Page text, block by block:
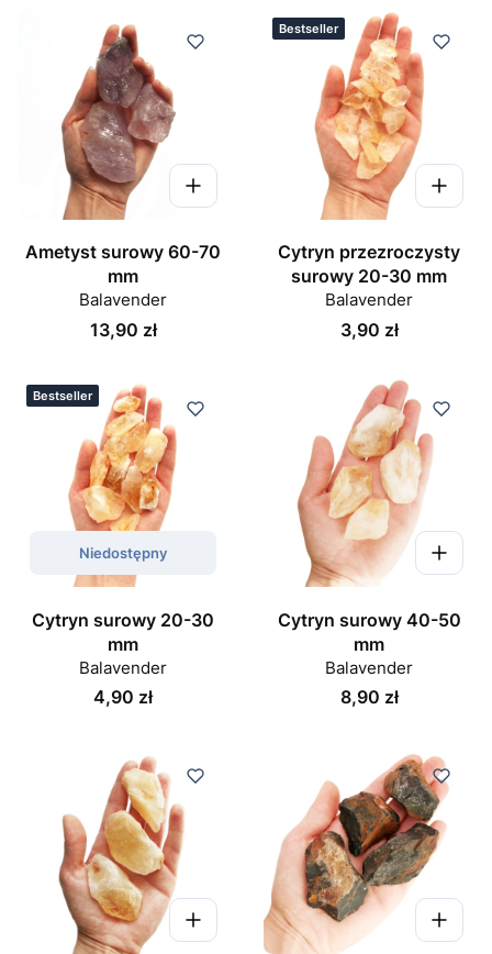
Ametyst surowy 60-70
mm
Balavender
Cena
13,90 zł
Bestseller
Cytryn przezroczysty
surowy 20-30 mm
Balavender
Cena
3,90 zł
Bestseller
Niedostępny
Cytryn surowy 20-30
mm
Balavender
Cena
4,90 zł
Cytryn surowy 40-50
mm
Balavender
Cena
8,90 zł